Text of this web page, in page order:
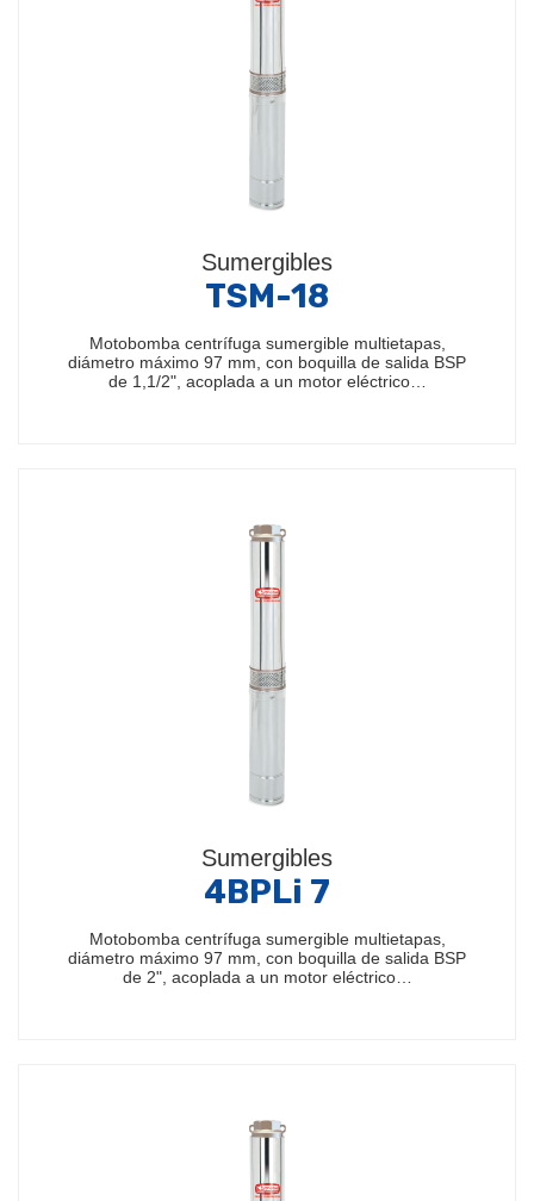
Sumergibles
TSM-18
Motobomba centrífuga sumergible multietapas,
diámetro máximo 97 mm, con boquilla de salida BSP
de 1,1/2", acoplada a un motor eléctrico…
Sumergibles
4BPLi 7
Motobomba centrífuga sumergible multietapas,
diámetro máximo 97 mm, con boquilla de salida BSP
de 2", acoplada a un motor eléctrico…